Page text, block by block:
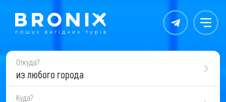
Контакты Меню
Откуда?
из любого города
Куда?